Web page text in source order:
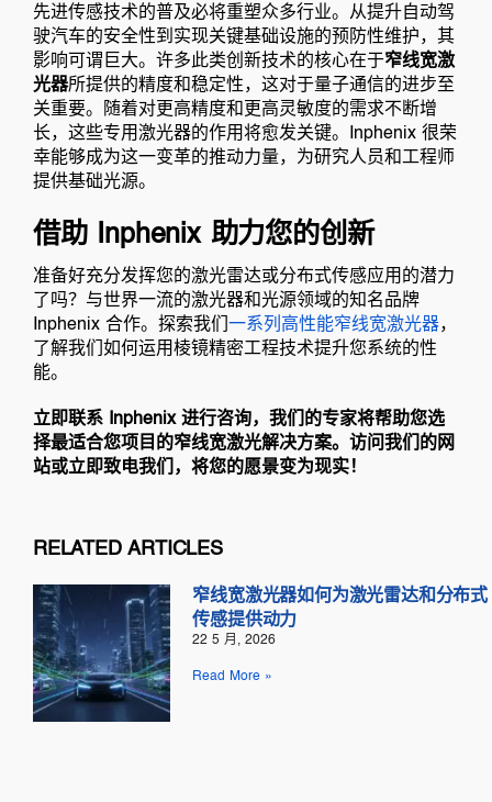
先进传感技术的普及必将重塑众多行业。从提升自动驾
驶汽车的安全性到实现关键基础设施的预防性维护，其
影响可谓巨大。许多此类创新技术的核心在于窄线宽激
光器所提供的精度和稳定性，这对于量子通信的进步至
关重要。随着对更高精度和更高灵敏度的需求不断增
长，这些专用激光器的作用将愈发关键。Inphenix 很荣
幸能够成为这一变革的推动力量，为研究人员和工程师
提供基础光源。
借助 Inphenix 助力您的创新
准备好充分发挥您的激光雷达或分布式传感应用的潜力
了吗？与世界一流的激光器和光源领域的知名品牌
Inphenix 合作。探索我们 一系列高性能窄线宽激光器，
了解我们如何运用棱镜精密工程技术提升您系统的性
能。
立即联系 Inphenix 进行咨询，我们的专家将帮助您选
择最适合您项目的窄线宽激光解决方案。访问我们的网
站或立即致电我们，将您的愿景变为现实！
RELATED ARTICLES
窄线宽激光器如何为激光雷达和分布式
传感提供动力
22 5 月, 2026
Read More »